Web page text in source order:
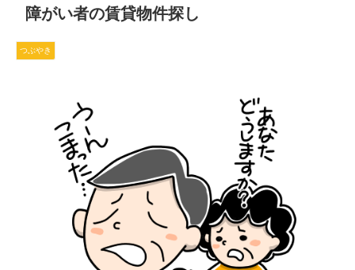
障がい者の賃貸物件探し
つぶやき